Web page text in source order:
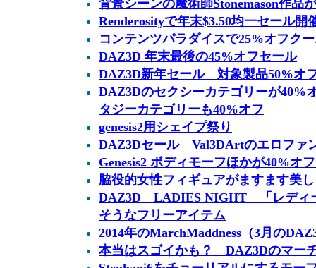
背景シーンの魔術師Stonemason作品
Renderosityで年末$3.50均一セール
コンテンツパラダイスで25%オフク
DAZ3D 年末最後の45%オフセール
DAZ3D新年セール 対象製品50%オ
DAZ3Dのセクシーカテゴリーが
タジーカテゴリーも40%オフ
genesis2用シェイプ祭り
DAZ3Dセール Val3DArtのエロファ
Genesis2 ボディモーフほかが40%オ
脇役的女性フィギュアがますます
DAZ3D LADIES NIGHT 「レディ
そうなフリーアイテム
2014年のMarchMaddness（3月の
本当はスゴイかも？ DAZ3Dのマー